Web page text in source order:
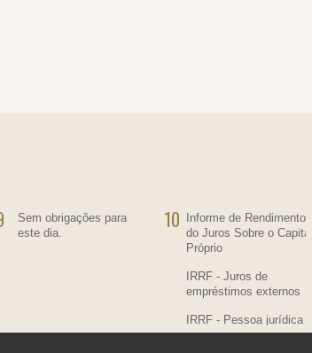
Sem obrigações para
este dia.
10
Informe de Rendimentos
do Juros Sobre o Capital
Próprio
IRRF - Juros de
empréstimos externos
IRRF - Pessoa jurídica
residente no País,